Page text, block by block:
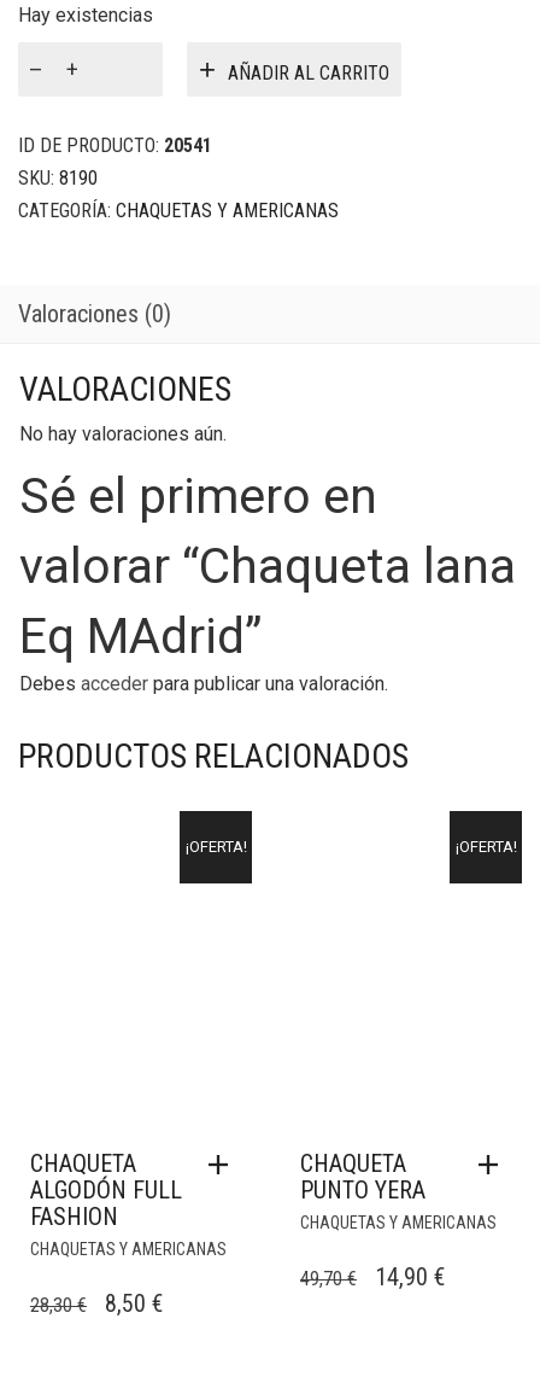
era:
es:
Hay existencias
MAdrid
AÑADIR AL CARRITO
ID DE PRODUCTO: 20541
SKU: 8190
CATEGORÍA: CHAQUETAS Y AMERICANAS
Valoraciones (0)
VALORACIONES
No hay valoraciones aún.
Sé el primero en
valorar “Chaqueta lana
Eq MAdrid”
Debes acceder para publicar una valoración.
PRODUCTOS RELACIONADOS
¡OFERTA!
CHAQUETA
ALGODÓN FULL
FASHION
CHAQUETAS Y AMERICANAS
28,30€
EL
8,50 €EL
¡OFERTA!
CHAQUETA
PUNTO YERA
CHAQUETAS Y AMERICANAS
49,70€
EL
14,90 €EL